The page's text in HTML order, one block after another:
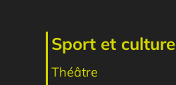
Sport et culture
Théâtre